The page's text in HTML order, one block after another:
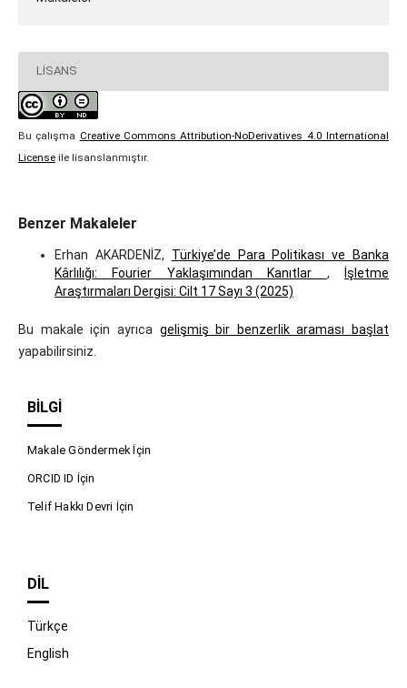
LISANS
Bu çalışma Creative Commons Attribution-NoDerivatives 4.0 International
Licenseile lisanslanmıştır.
Benzer Makaleler
Erhan AKARDENİZ, Türkiye’de Para Politikası ve Banka
Kârlılığı: Fourier Yaklaşımından Kanıtlar ,
İşletme
Araştırmaları Dergisi: Cilt 17 Sayı 3 (2025)
Bu makale için ayrıca gelişmiş bir benzerlik araması başlat
yapabilirsiniz.
BILGI
Makale Göndermek İçin
ORCID ID İçin
Telif Hakkı Devri İçin
DIL
Türkçe
English